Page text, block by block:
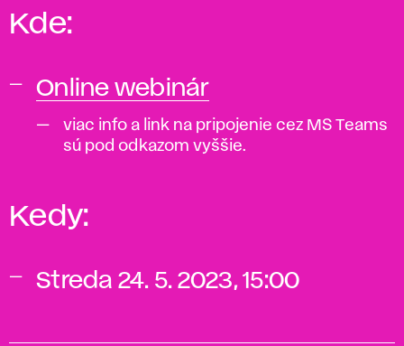
Kde:
Online webinár
viac info a link na pripojenie cez MS Teams
sú pod odkazom vyššie.
Kedy:
Streda 24. 5. 2023, 15:00